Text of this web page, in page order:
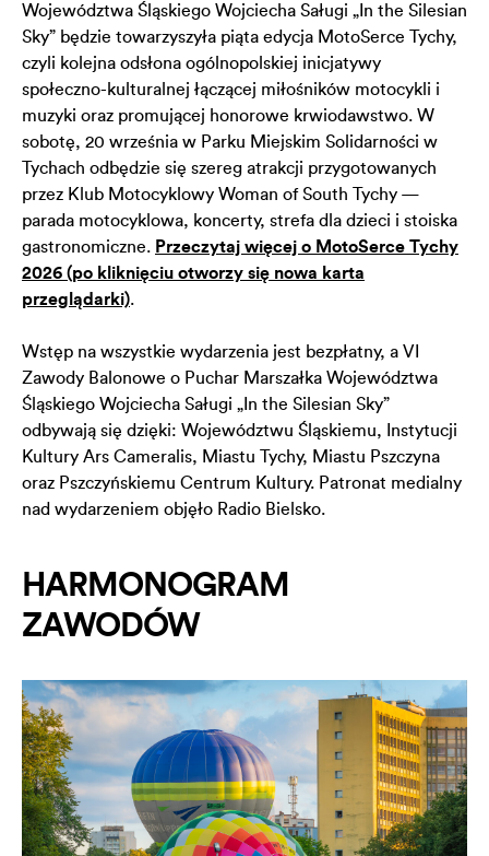
Województwa Śląskiego Wojciecha Saługi „In the Silesian
Sky” będzie towarzyszyła piąta edycja MotoSerce Tychy,
czyli kolejna odsłona ogólnopolskiej inicjatywy
społeczno-kulturalnej łączącej miłośników motocykli i
muzyki oraz promującej honorowe krwiodawstwo. W
sobotę, 20 września w Parku Miejskim Solidarności w
Tychach odbędzie się szereg atrakcji przygotowanych
przez Klub Motocyklowy Woman of South Tychy —
parada motocyklowa, koncerty, strefa dla dzieci i stoiska
gastronomiczne. Przeczytaj więcej o MotoSerce Tychy
2026 (po kliknięciu otworzy się nowa karta
przeglądarki).
Wstęp na wszystkie wydarzenia jest bezpłatny, a VI
Zawody Balonowe o Puchar Marszałka Województwa
Śląskiego Wojciecha Saługi „In the Silesian Sky”
odbywają się dzięki: Województwu Śląskiemu, Instytucji
Kultury Ars Cameralis, Miastu Tychy, Miastu Pszczyna
oraz Pszczyńskiemu Centrum Kultury. Patronat medialny
nad wydarzeniem objęło Radio Bielsko.
HARMONOGRAM
ZAWODÓW